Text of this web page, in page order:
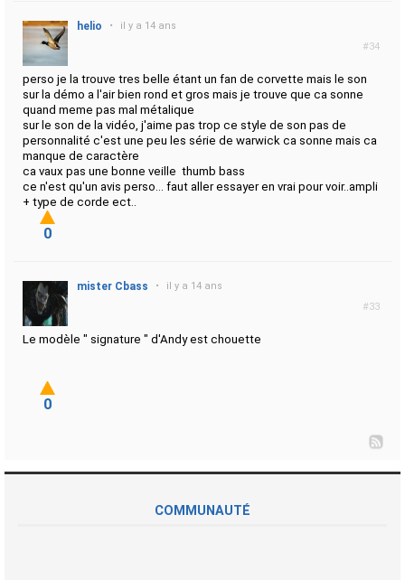
#34
helio • il y a 14 ans
perso je la trouve tres belle étant un fan de corvette mais le son
sur la démo a l'air bien rond et gros mais je trouve que ca sonne
quand meme pas mal métalique
sur le son de la vidéo, j'aime pas trop ce style de son pas de
personnalité c'est une peu les série de warwick ca sonne mais ca
manque de caractère
ca vaux pas une bonne veille thumb bass
ce n'est qu'un avis perso... faut aller essayer en vrai pour voir..ampli
+ type de corde ect..
0
#33
mister Cbass • il y a 14 ans
Le modèle " signature " d'Andy est chouette
0
COMMUNAUTÉ